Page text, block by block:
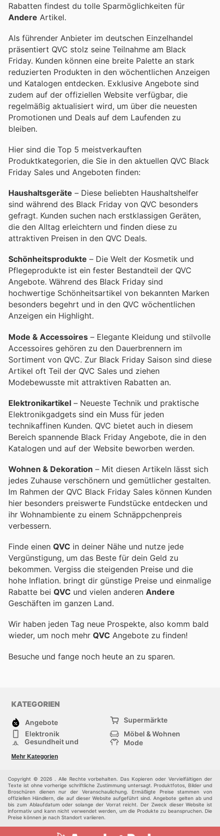
Rabatten findest du tolle Sparmöglichkeiten für
Andere Artikel.
Als führender Anbieter im deutschen Einzelhandel
präsentiert QVC stolz seine Teilnahme am Black
Friday. Kunden können eine breite Palette an stark
reduzierten Produkten in den wöchentlichen Anzeigen
und Katalogen entdecken. Exklusive Angebote sind
zudem auf der offiziellen Website verfügbar, die
regelmäßig aktualisiert wird, um über die neuesten
Promotionen und Deals auf dem Laufenden zu
bleiben.
Hier sind die Top 5 meistverkauften
Produktkategorien, die Sie in den aktuellen QVC Black
Friday Sales und Angeboten finden:
Haushaltsgeräte – Diese beliebten Haushaltshelfer
sind während des Black Friday von QVC besonders
gefragt. Kunden suchen nach erstklassigen Geräten,
die den Alltag erleichtern und finden diese zu
attraktiven Preisen in den QVC Deals.
Schönheitsprodukte – Die Welt der Kosmetik und
Pflegeprodukte ist ein fester Bestandteil der QVC
Angebote. Während des Black Friday sind
hochwertige Schönheitsartikel von bekannten Marken
besonders begehrt und in den QVC wöchentlichen
Anzeigen ein Highlight.
Mode & Accessoires – Elegante Kleidung und stilvolle
Accessoires gehören zu den Dauerbrennern im
Sortiment von QVC. Zur Black Friday Saison sind diese
Artikel oft Teil der QVC Sales und ziehen
Modebewusste mit attraktiven Rabatten an.
Elektronikartikel – Neueste Technik und praktische
Elektronikgadgets sind ein Muss für jeden
technikaffinen Kunden. QVC bietet auch in diesem
Bereich spannende Black Friday Angebote, die in den
Katalogen und auf der Website beworben werden.
Wohnen & Dekoration – Mit diesen Artikeln lässt sich
jedes Zuhause verschönern und gemütlicher gestalten.
Im Rahmen der QVC Black Friday Sales können Kunden
hier besonders preiswerte Fundstücke entdecken und
ihr Wohnambiente zu einem Schnäppchenpreis
verbessern.
Finde einen QVC in deiner Nähe und nutze jede
Vergünstigung, um das Beste für dein Geld zu
bekommen. Vergiss die steigenden Preise und die
hohe Inflation. bringt dir günstige Preise und einmalige
Rabatte bei QVC und vielen anderen Andere
Geschäften im ganzen Land.
Wir haben jeden Tag neue Prospekte, also komm bald
wieder, um noch mehr QVC Angebote zu finden!
Besuche und fange noch heute an zu sparen.
KATEGORIEN
Angebote
Supermärkte
Elektronik
Möbel & Wohnen
Gesundheit und
Mode
Sportartikel und
Sportbekleidung
Einkaufzentren
Andere
Mehr Kategorien
Copyright © 2026 . Alle Rechte vorbehalten. Das Kopieren oder Vervielfältigen der
Texte ist ohne vorherige schriftliche Zustimmung untersagt. Produktfotos, Bilder und
Broschüren dienen nur der Veranschaulichung. Ermäßigte Preise stammen von
offiziellen Händlern, die auf dieser Website aufgeführt sind. Angebote gelten ab und
bis zum Ablaufdatum oder solange der Vorrat reicht. Der Zweck dieser Website ist
informativ und kann nicht verwendet werden, um die Produkte zu beanspruchen. Die
Preise können je nach Standort variieren.